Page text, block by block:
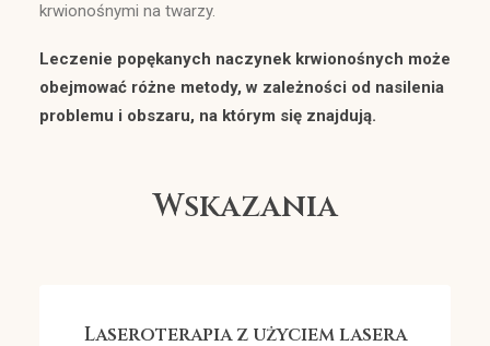
krwionośnymi na twarzy.
Leczenie popękanych naczynek krwionośnych może
obejmować różne metody, w zależności od nasilenia
problemu i obszaru, na którym się znajdują.
Wskazania
Laseroterapia z użyciem lasera